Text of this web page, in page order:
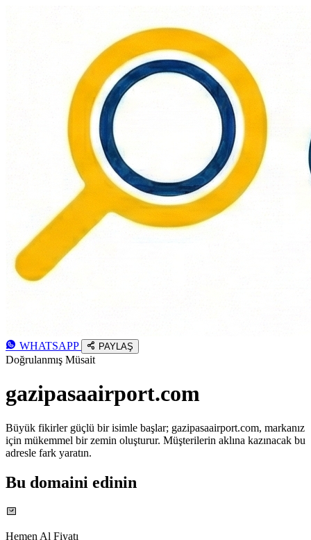
WHATSAPP PAYLAŞ
Doğrulanmış Müsait
gazipasaairport.com
Büyük fikirler güçlü bir isimle başlar; gazipasaairport.com, markanız
için mükemmel bir zemin oluşturur. Müşterilerin aklına kazınacak bu
adresle fark yaratın.
Bu domaini edinin
Hemen Al Fiyatı